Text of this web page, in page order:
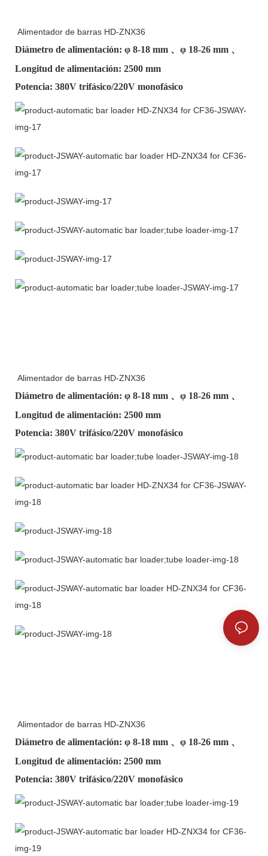
Alimentador de barras HD-ZNX36
Diámetro de alimentación: φ 8-18 mm 、φ 18-26 mm 、
Longitud de alimentación: 2500 mm
Potencia: 380V trifásico/220V monofásico
Alimentador de barras HD-ZNX36
Diámetro de alimentación: φ 8-18 mm 、φ 18-26 mm 、
Longitud de alimentación: 2500 mm
Potencia: 380V trifásico/220V monofásico
Alimentador de barras HD-ZNX36
Diámetro de alimentación: φ 8-18 mm 、φ 18-26 mm 、
Longitud de alimentación: 2500 mm
Potencia: 380V trifásico/220V monofásico